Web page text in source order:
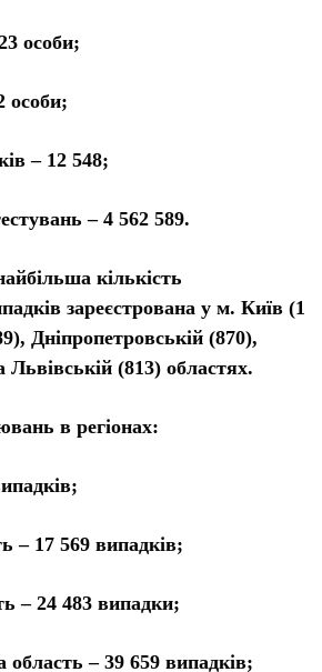
особи;
особи;
– 12 548;
– 4 562 589.
кількість
зареєстрована у м. Київ (1
Дніпропетровській (870),
Львівській (813) областях.
в регіонах:
– 17 569 випадків;
– 24 483 випадки;
область – 39 659 випадків;